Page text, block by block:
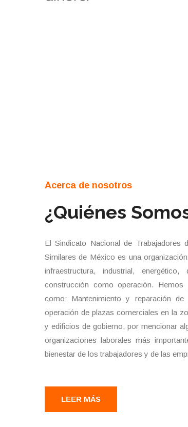
Acerca de nosotros
¿Quiénes
El Sindicato Nacional de Trabajadores
Similares de México es una
infraestructura, industrial,
construcción como operación.
como: Mantenimiento y reparación
operación de plazas comerciales en la
y edificios de gobierno, por mencionar
organizaciones laborales más
bienestar de los trabajadores y de las
LEER MÁS